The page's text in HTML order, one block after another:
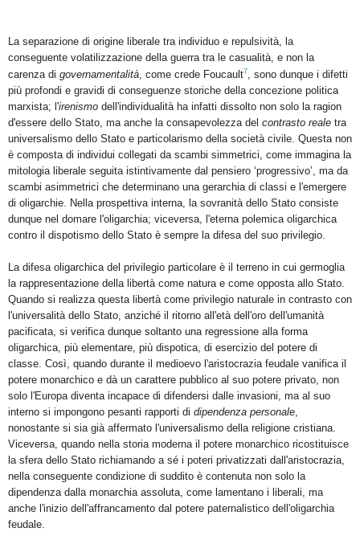
La separazione di origine liberale tra individuo e repulsività, la
conseguente volatilizzazione della guerra tra le casualità, e non la
carenza di governamentalità, come crede Foucault7, sono dunque i difetti
più profondi e gravidi di conseguenze storiche della concezione politica
marxista; l'irenismo dell'individualità ha infatti dissolto non solo la ragion
d'essere dello Stato, ma anche la consapevolezza del contrasto reale tra
universalismo dello Stato e particolarismo della società civile. Questa non
è composta di individui collegati da scambi simmetrici, come immagina la
mitologia liberale seguita istintivamente dal pensiero ‘progressivo’, ma da
scambi asimmetrici che determinano una gerarchia di classi e l'emergere
di oligarchie. Nella prospettiva interna, la sovranità dello Stato consiste
dunque nel domare l'oligarchia; viceversa, l'eterna polemica oligarchica
contro il dispotismo dello Stato è sempre la difesa del suo privilegio.
La difesa oligarchica del privilegio particolare è il terreno in cui germoglia
la rappresentazione della libertà come natura e come opposta allo Stato.
Quando si realizza questa libertà come privilegio naturale in contrasto con
l'universalità dello Stato, anziché il ritorno all'età dell'oro dell'umanità
pacificata, si verifica dunque soltanto una regressione alla forma
oligarchica, più elementare, più dispotica, di esercizio del potere di
classe. Così, quando durante il medioevo l'aristocrazia feudale vanifica il
potere monarchico e dà un carattere pubblico al suo potere privato, non
solo l'Europa diventa incapace di difendersi dalle invasioni, ma al suo
interno si impongono pesanti rapporti di dipendenza personale,
nonostante si sia già affermato l'universalismo della religione cristiana.
Viceversa, quando nella storia moderna il potere monarchico ricostituisce
la sfera dello Stato richiamando a sé i poteri privatizzati dall'aristocrazia,
nella conseguente condizione di suddito è contenuta non solo la
dipendenza dalla monarchia assoluta, come lamentano i liberali, ma
anche l'inizio dell'affrancamento dal potere paternalistico dell'oligarchia
feudale.